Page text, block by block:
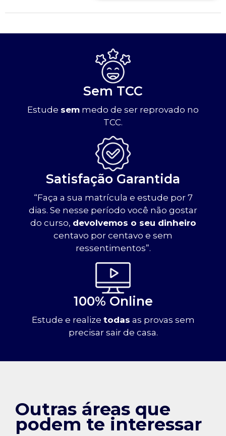
Sem TCC
Estude sem medo de ser reprovado no
TCC.
Satisfação Garantida
“Faça a sua matrícula e estude por 7
dias. Se nesse período você não gostar
do curso, devolvemos o seu dinheiro
centavo por centavo e sem
ressentimentos”.
100% Online
Estude e realize todas as provas sem
precisar sair de casa.
Outras áreas que
podem te interessar